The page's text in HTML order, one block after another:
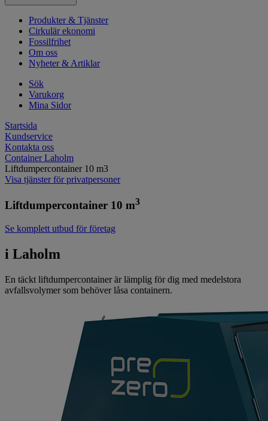
Produkter & Tjänster
Cirkulär ekonomi
Fossilfrihet
Om oss
Nyheter & Artiklar
Sök
Varukorg
Mina Sidor
Startsida
Kundservice
Kontakta oss
Container Laholm
Liftdumpercontainer 10 m3
Visa tjänster för privatpersoner
Liftdumpercontainer 10 m3
Se komplett utbud för företag
i Laholm
En täckt liftdumpercontainer är lämplig för dig med medelstora
avfallsvolymer som behöver låsa containern.